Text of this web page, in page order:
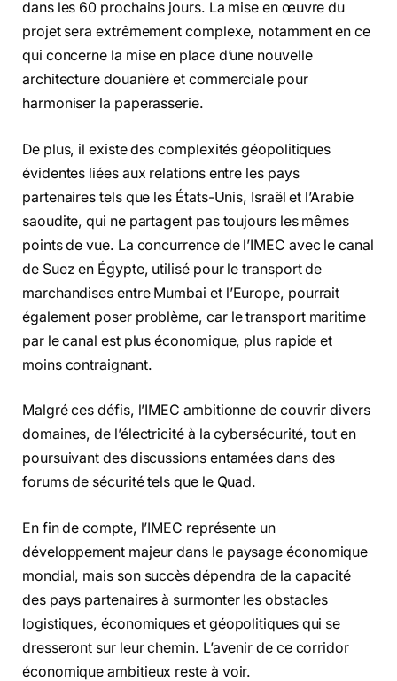
dans les 60 prochains jours. La mise en œuvre du
projet sera extrêmement complexe, notamment en ce
qui concerne la mise en place d’une nouvelle
architecture douanière et commerciale pour
harmoniser la paperasserie.
De plus, il existe des complexités géopolitiques
évidentes liées aux relations entre les pays
partenaires tels que les États-Unis, Israël et l’Arabie
saoudite, qui ne partagent pas toujours les mêmes
points de vue. La concurrence de l’IMEC avec le canal
de Suez en Égypte, utilisé pour le transport de
marchandises entre Mumbai et l’Europe, pourrait
également poser problème, car le transport maritime
par le canal est plus économique, plus rapide et
moins contraignant.
Malgré ces défis, l’IMEC ambitionne de couvrir divers
domaines, de l’électricité à la cybersécurité, tout en
poursuivant des discussions entamées dans des
forums de sécurité tels que le Quad.
En fin de compte, l’IMEC représente un
développement majeur dans le paysage économique
mondial, mais son succès dépendra de la capacité
des pays partenaires à surmonter les obstacles
logistiques, économiques et géopolitiques qui se
dresseront sur leur chemin. L’avenir de ce corridor
économique ambitieux reste à voir.